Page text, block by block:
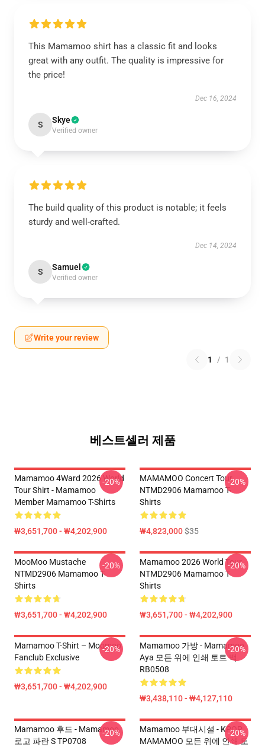
This Mamamoo shirt has a classic fit and looks
great with any outfit. The quality is impressive for
the price!
Dec 16, 2024
S Skye
Verified owner
The build quality of this product is notable; it feels
sturdy and well-crafted.
Dec 14, 2024
S Samuel
Verified owner
Write your review
1 / 1
베스트셀러 제품
Mamamoo 4Ward 2026 World
Tour Shirt - Mamamoo
Member Mamamoo T-Shirts
₩3,651,700 - ₩4,202,900
-20%
MAMAMOO Concert Tour
NTMD2906 Mamamoo T-
Shirts
₩4,823,000$35
-20%
MooMoo Mustache
NTMD2906 Mamamoo T-
Shirts
₩3,651,700 - ₩4,202,900
-20%
Mamamoo 2026 World Tour
NTMD2906 Mamamoo T-
Shirts
₩3,651,700 - ₩4,202,900
-20%
Mamamoo T-Shirt – Moomoo
Fanclub Exclusive
₩3,651,700 - ₩4,202,900
-20%
Mamamoo 가방 - Mamamoo
Aya 모든 위에 인쇄 토트 백
RB0508
₩3,438,110 - ₩4,127,110
-20%
Mamamoo 후드 - Mamamoo
로고 파란 S TP0708
-20%
Mamamoo 부대시설 - KPOP
MAMAMOO 모든 위에 인쇄 토
-20%